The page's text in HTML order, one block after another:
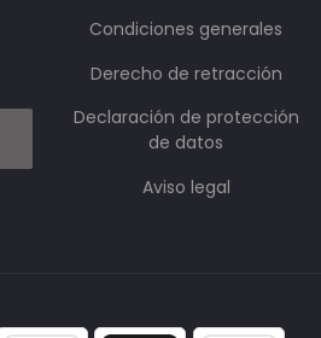
Condiciones generales
Derecho de retracción
Declaración de protección
de datos
Aviso legal